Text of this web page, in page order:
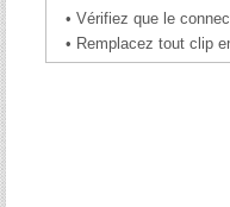
• Vérifiez que le
• Remplacez tout clip